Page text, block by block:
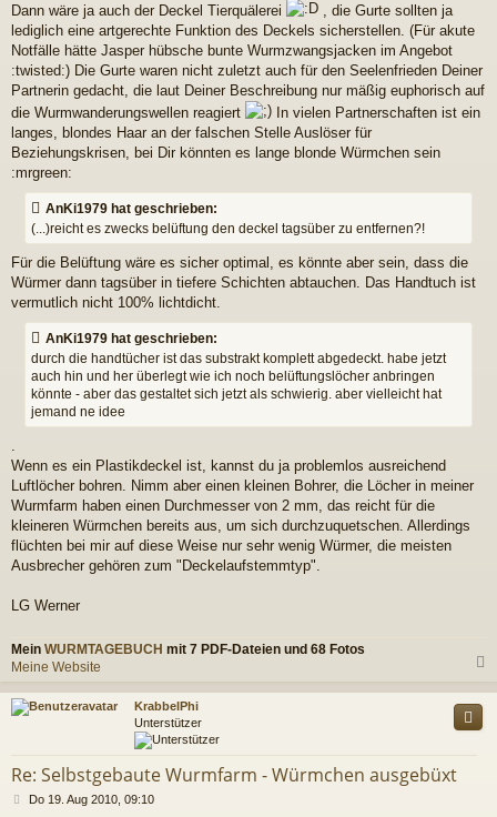
Dann wäre ja auch der Deckel Tierquälerei
, die Gurte sollten ja
lediglich eine artgerechte Funktion des Deckels sicherstellen. (Für akute
Notfälle hätte Jasper hübsche bunte Wurmzwangsjacken im Angebot
:twisted:) Die Gurte waren nicht zuletzt auch für den Seelenfrieden Deiner
Partnerin gedacht, die laut Deiner Beschreibung nur mäßig euphorisch auf
die Wurmwanderungswellen reagiert
In vielen Partnerschaften ist ein
langes, blondes Haar an der falschen Stelle Auslöser für
Beziehungskrisen, bei Dir könnten es lange blonde Würmchen sein
:mrgreen:
AnKi1979 hat geschrieben:
(...)reicht es zwecks belüftung den deckel tagsüber zu entfernen?!
Für die Belüftung wäre es sicher optimal, es könnte aber sein, dass die
Würmer dann tagsüber in tiefere Schichten abtauchen. Das Handtuch ist
vermutlich nicht 100% lichtdicht.
AnKi1979 hat geschrieben:
durch die handtücher ist das substrakt komplett abgedeckt. habe jetzt
auch hin und her überlegt wie ich noch belüftungslöcher anbringen
könnte - aber das gestaltet sich jetzt als schwierig. aber vielleicht hat
jemand ne idee
Wenn es ein Plastikdeckel ist, kannst du ja problemlos ausreichend
Luftlöcher bohren. Nimm aber einen kleinen Bohrer, die Löcher in meiner
Wurmfarm haben einen Durchmesser von 2 mm, das reicht für die
kleineren Würmchen bereits aus, um sich durchzuquetschen. Allerdings
flüchten bei mir auf diese Weise nur sehr wenig Würmer, die meisten
Ausbrecher gehören zum "Deckelaufstemmtyp".
LG Werner
Mein WURMTAGEBUCH mit 7 PDF-Dateien und 68 Fotos
Meine Website
c
KrabbelPhi
Unterstützer
Re: Selbstgebaute Wurmfarm - Würmchen ausgebüxt
BDo 19. Aug 2010, 09:10